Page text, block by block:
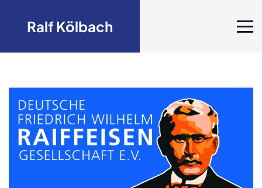
Ralf Kölbach